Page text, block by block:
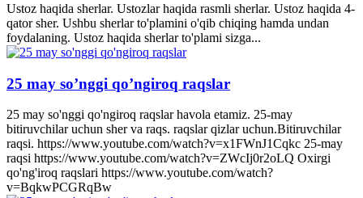
Ustoz haqida sherlar. Ustozlar haqida rasmli sherlar. Ustoz haqida 4-
qator sher. Ushbu sherlar to'plamini o'qib chiqing hamda undan
foydalaning. Ustoz haqida sherlar to'plami sizga...
25 may so’nggi qo’ngiroq raqslar
25 may so'nggi qo'ngiroq raqslar havola etamiz. 25-may
bitiruvchilar uchun sher va raqs. raqslar qizlar uchun.Bitiruvchilar
raqsi. https://www.youtube.com/watch?v=x1FWnJ1Cqkc 25-may
raqsi https://www.youtube.com/watch?v=ZWcIj0r2oLQ Oxirgi
qo'ng'iroq raqslari https://www.youtube.com/watch?
v=BqkwPCGRqBw